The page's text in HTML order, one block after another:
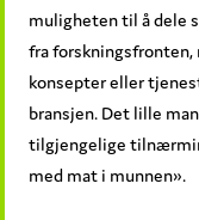
muligheten til å dele
fra forskningsfronten,
konsepter eller
bransjen. Det lille
tilgjengelige
med mat i munnen».